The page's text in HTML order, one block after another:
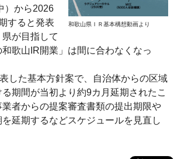
和歌山県ＩＲ基本構想動画より
）から2026
すると発表
が目指して
歌山IR開業」は間に合わなくなっ
した基本方針案で、自治体からの区域
期間が当初より約9カ月延期されたこ
者からの提案審査書類の提出期限や
延期するなどスケジュールを見直し